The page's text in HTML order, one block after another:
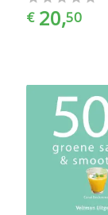
€ 20,50